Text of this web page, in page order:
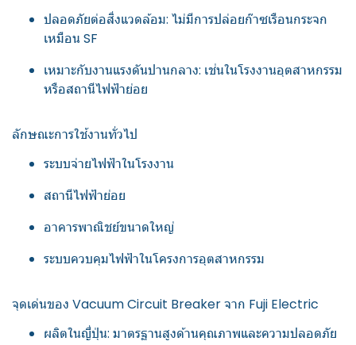
ปลอดภัยต่อสิ่งแวดล้อม: ไม่มีการปล่อยก๊าซเรือนกระจก
เหมือน SF
เหมาะกับงานแรงดันปานกลาง: เช่นในโรงงานอุตสาหกรรม
หรือสถานีไฟฟ้าย่อย
ลักษณะการใช้งานทั่วไป
ระบบจ่ายไฟฟ้าในโรงงาน
สถานีไฟฟ้าย่อย
อาคารพาณิชย์ขนาดใหญ่
ระบบควบคุมไฟฟ้าในโครงการอุตสาหกรรม
จุดเด่นของ Vacuum Circuit Breaker จาก Fuji Electric
ผลิตในญี่ปุ่น: มาตรฐานสูงด้านคุณภาพและความปลอดภัย